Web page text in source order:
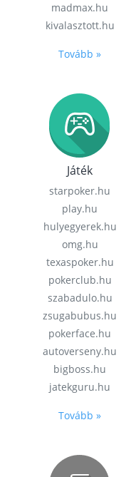
madmax.hu
kivalasztott.hu
Tovább »
Játék
starpoker.hu
play.hu
hulyegyerek.hu
omg.hu
texaspoker.hu
pokerclub.hu
szabadulo.hu
zsugabubus.hu
pokerface.hu
autoverseny.hu
bigboss.hu
jatekguru.hu
Tovább »